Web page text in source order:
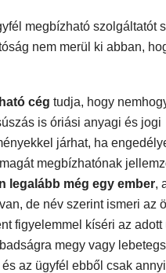
megbízható szolgáltatót
nem merül ki abban,
cég tudja, hogy
is óriási anyagi és jogi
járhat, ha
megbízhatónak
legalább még egy ember,
de név szerint ismeri az
figyelemmel kíséri az
megy vagy
az ügyfél ebből csak